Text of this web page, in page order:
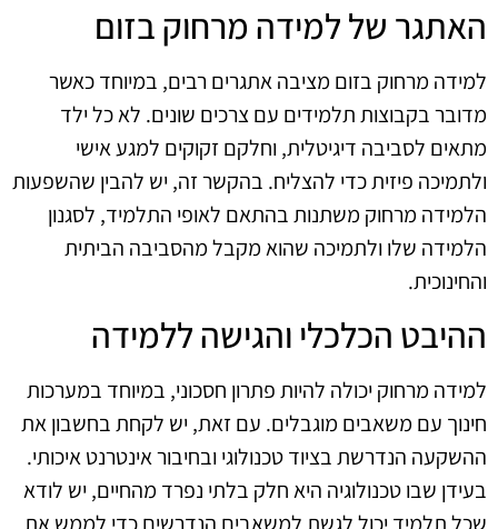
האתגר של למידה מרחוק בזום
למידה מרחוק בזום מציבה אתגרים רבים, במיוחד כאשר
מדובר בקבוצות תלמידים עם צרכים שונים. לא כל ילד
מתאים לסביבה דיגיטלית, וחלקם זקוקים למגע אישי
ולתמיכה פיזית כדי להצליח. בהקשר זה, יש להבין שהשפעות
הלמידה מרחוק משתנות בהתאם לאופי התלמיד, לסגנון
הלמידה שלו ולתמיכה שהוא מקבל מהסביבה הביתית
והחינוכית.
ההיבט הכלכלי והגישה ללמידה
למידה מרחוק יכולה להיות פתרון חסכוני, במיוחד במערכות
חינוך עם משאבים מוגבלים. עם זאת, יש לקחת בחשבון את
ההשקעה הנדרשת בציוד טכנולוגי ובחיבור אינטרנט איכותי.
בעידן שבו טכנולוגיה היא חלק בלתי נפרד מהחיים, יש לודא